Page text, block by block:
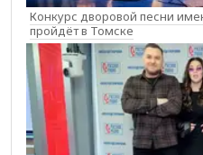
Конкурс дворовой песни
пройдёт в Томске